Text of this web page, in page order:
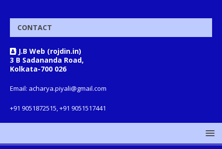
CONTACT
J.B Web (rojdin.in)
3 B Sadananda Road,
Kolkata-700 026
Email: acharya.piyali@gmail.com
+91 9051872515, +91 9051517441